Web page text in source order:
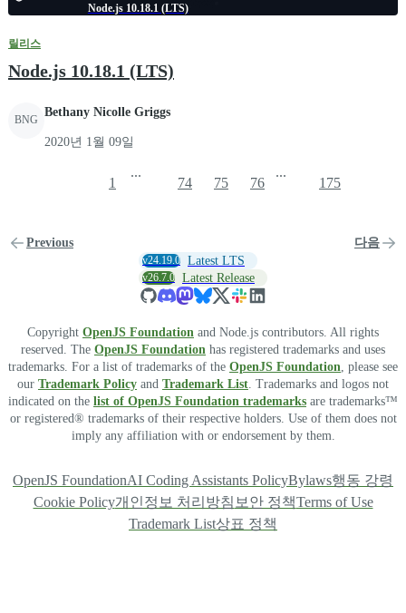
Node.js 10.18.1 (LTS)
릴리스
Node.js 10.18.1 (LTS)
BNG
Bethany Nicolle Griggs
2020년 1월 09일
Previous
1
...
74 75 76
...
175
다음
v24.19.0 Latest LTS
v26.7.0 Latest Release
Copyright OpenJS Foundation and Node.js contributors. All rights
reserved. The OpenJS Foundation has registered trademarks and uses
trademarks. For a list of trademarks of the OpenJS Foundation , please see
our Trademark Policy and Trademark List . Trademarks and logos not
indicated on the list of OpenJS Foundation trademarks are trademarks™
or registered® trademarks of their respective holders. Use of them does not
imply any affiliation with or endorsement by them.
OpenJS FoundationAI Coding Assistants PolicyBylaws행동 강령
Cookie Policy개인정보 처리방침 보안 정책Terms of Use
Trademark List상표 정책